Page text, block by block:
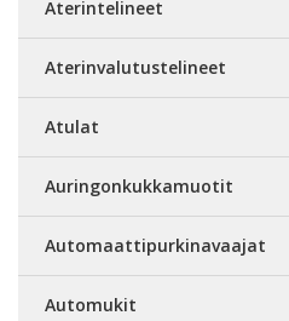
Aterintelineet
Aterinvalutustelineet
Atulat
Auringonkukkamuotit
Automaattipurkinavaajat
Automukit